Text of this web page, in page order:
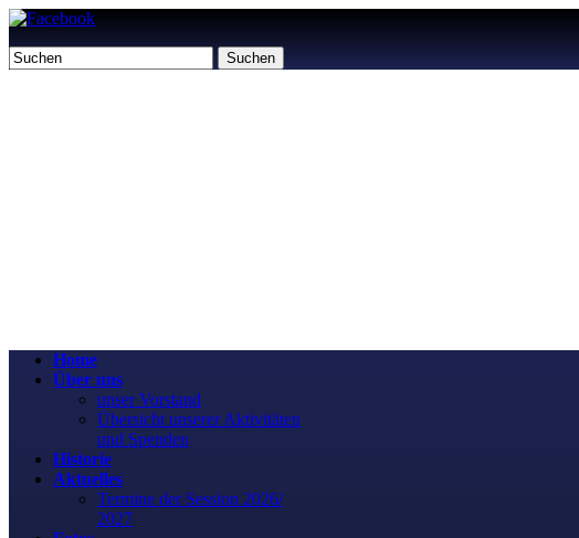
Suchen
Home
Über uns
unser Vorstand
Übersicht unserer Aktivitäten
und Spenden
Historie
Aktuelles
Termine der Session 2026/
2027